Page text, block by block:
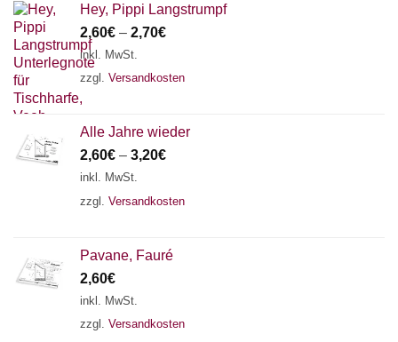
Hey, Pippi Langstrumpf
2,60€ – 2,70€
inkl. MwSt.
zzgl. Versandkosten
Alle Jahre wieder
2,60€ – 3,20€
inkl. MwSt.
zzgl. Versandkosten
Pavane, Fauré
2,60€
inkl. MwSt.
zzgl. Versandkosten